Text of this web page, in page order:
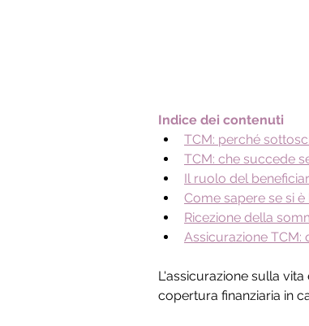
Indice dei contenuti
TCM: perché
TCM: che succede
Il ruolo del
Come sapere se si
Ricezione della
Assicurazione TCM:
L'assicurazione sulla
copertura finanziaria in